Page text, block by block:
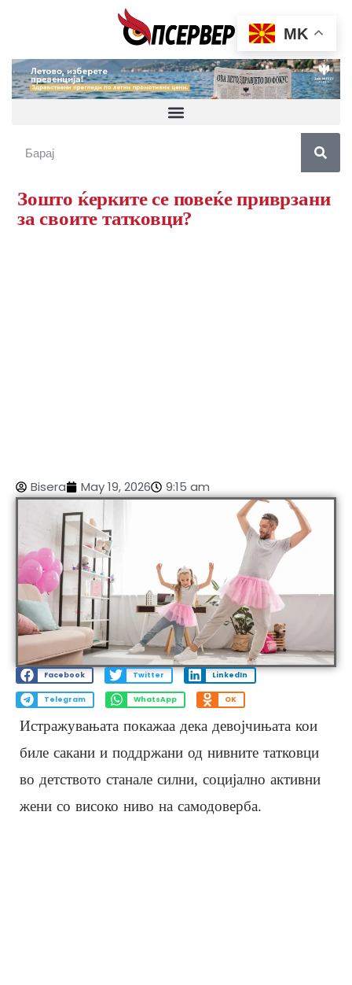
Зошто ќерките се повеќе приврзани
за своите татковци?
Bisera May 19, 2026 9:15 am
Facebook Twitter LinkedIn
Telegram WhatsApp OK
Истражувањата покажаа дека девојчињата кои
биле сакани и поддржани од нивните татковци
во детството станале силни, социјално активни
жени со високо ниво на самодоверба.
MK